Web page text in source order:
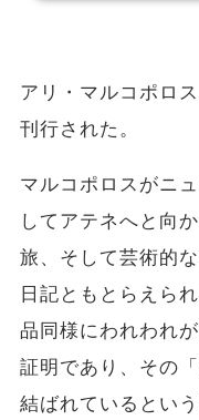
アリ・マルコポロス
刊行された。
マルコポロスがニ
してアテネへと向
旅、そして芸術的
日記ともとらえら
品同様にわれわれ
証明であり、その
結ばれているとい